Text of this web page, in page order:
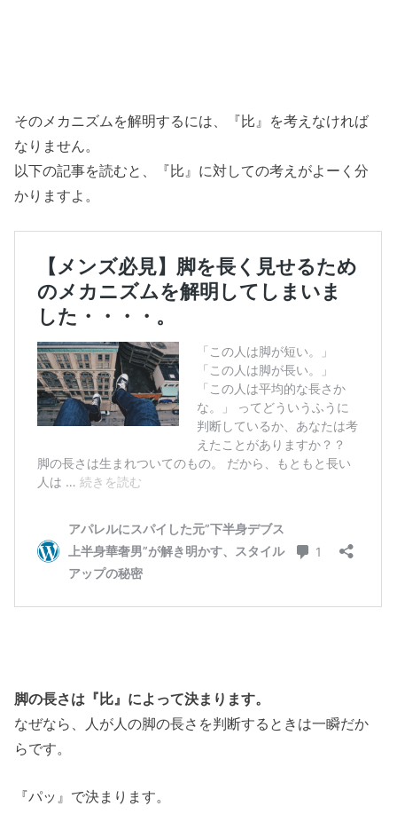
そのメカニズムを解明するには、『比』を考えなければ
なりません。
以下の記事を読むと、『比』に対しての考えがよーく分
かりますよ。
脚の長さは『比』によって決まります。
なぜなら、人が人の脚の長さを判断するときは一瞬だか
らです。
『パッ』で決まります。